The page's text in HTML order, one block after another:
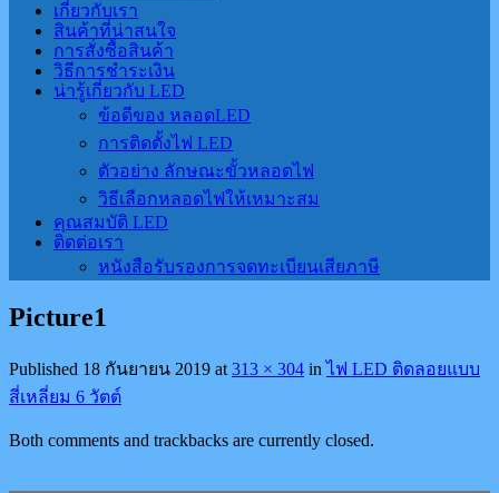
เกี่ยวกับเรา
สินค้าที่น่าสนใจ
การสั่งซื้อสินค้า
วิธีการชำระเงิน
น่ารู้เกี่ยวกับ LED
ข้อดีของ หลอดLED
การติดตั้งไฟ LED
ตัวอย่าง ลักษณะขั้วหลอดไฟ
วิธีเลือกหลอดไฟให้เหมาะสม
คุณสมบัติ LED
ติดต่อเรา
หนังสือรับรองการจดทะเบียนเสียภาษี
Picture1
Published 18 กันยายน 2019 at 313 × 304 inไฟ LED ติดลอยแบบ
สี่เหลี่ยม 6 วัตต์
Both comments and trackbacks are currently closed.